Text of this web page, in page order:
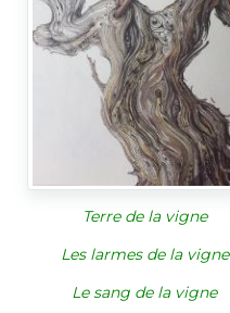
Terre de la vigne
Les larmes de la vigne
Le sang de la vigne